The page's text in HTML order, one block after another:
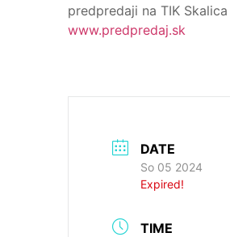
predpredaji na TIK Skalica
www.predpredaj.sk
DATE
So 05 2024
Expired!
TIME